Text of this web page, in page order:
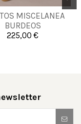
MISCELANEA
BURDEOS
225,00 €
39 40 41
Añadir al carrito